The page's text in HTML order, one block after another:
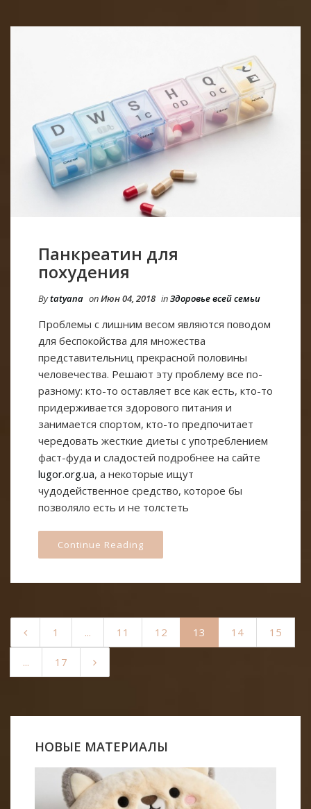
Панкреатин для
похудения
Bytatyana onИюн 04, 2018 inЗдоровье всей семьи
Проблемы с лишним весом являются поводом
для беспокойства для множества
представительниц прекрасной половины
человечества. Решают эту проблему все по-
разному: кто-то оставляет все как есть, кто-то
придерживается здорового питания и
занимается спортом, кто-то предпочитает
чередовать жесткие диеты с употреблением
фаст-фуда и сладостей подробнее на сайте
lugor.org.ua, а некоторые ищут
чудодейственное средство, которое бы
позволяло есть и не толстеть
Continue Reading
1 ... 11 12 13 14 15
... 17
НОВЫЕ МАТЕРИАЛЫ